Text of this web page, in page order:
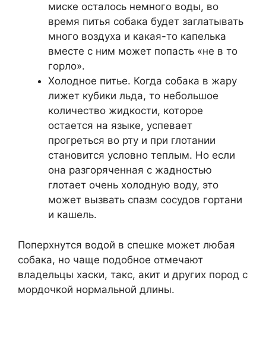
миске осталось немного воды, во
время питья собака будет заглатывать
много воздуха и какая-то капелька
вместе с ним может попасть «не в то
горло».
Холодное питье. Когда собака в жару
лижет кубики льда, то небольшое
количество жидкости, которое
остается на языке, успевает
прогреться во рту и при глотании
становится условно теплым. Но если
она разгоряченная с жадностью
глотает очень холодную воду, это
может вызвать спазм сосудов гортани
и кашель.
Поперхнутся водой в спешке может любая
собака, но чаще подобное отмечают
владельцы хаски, такс, акит и других пород с
мордочкой нормальной длины.